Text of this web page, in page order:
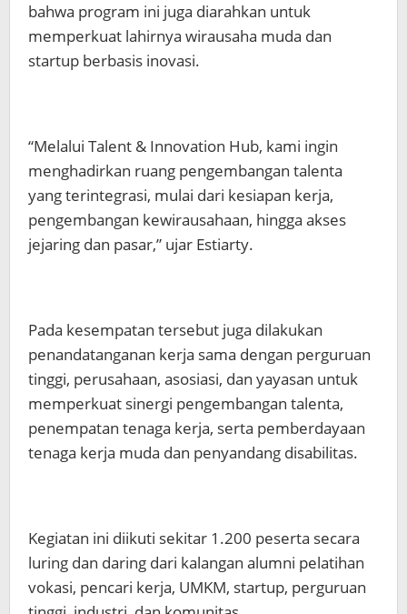
bahwa program ini juga diarahkan untuk
memperkuat lahirnya wirausaha muda dan
startup berbasis inovasi.
“Melalui Talent & Innovation Hub, kami ingin
menghadirkan ruang pengembangan talenta
yang terintegrasi, mulai dari kesiapan kerja,
pengembangan kewirausahaan, hingga akses
jejaring dan pasar,” ujar Estiarty.
Pada kesempatan tersebut juga dilakukan
penandatanganan kerja sama dengan perguruan
tinggi, perusahaan, asosiasi, dan yayasan untuk
memperkuat sinergi pengembangan talenta,
penempatan tenaga kerja, serta pemberdayaan
tenaga kerja muda dan penyandang disabilitas.
Kegiatan ini diikuti sekitar 1.200 peserta secara
luring dan daring dari kalangan alumni pelatihan
vokasi, pencari kerja, UMKM, startup, perguruan